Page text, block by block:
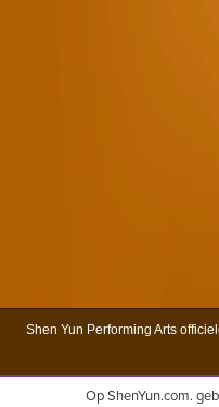
Shen Yun Performing Arts
Op ShenYun.com.